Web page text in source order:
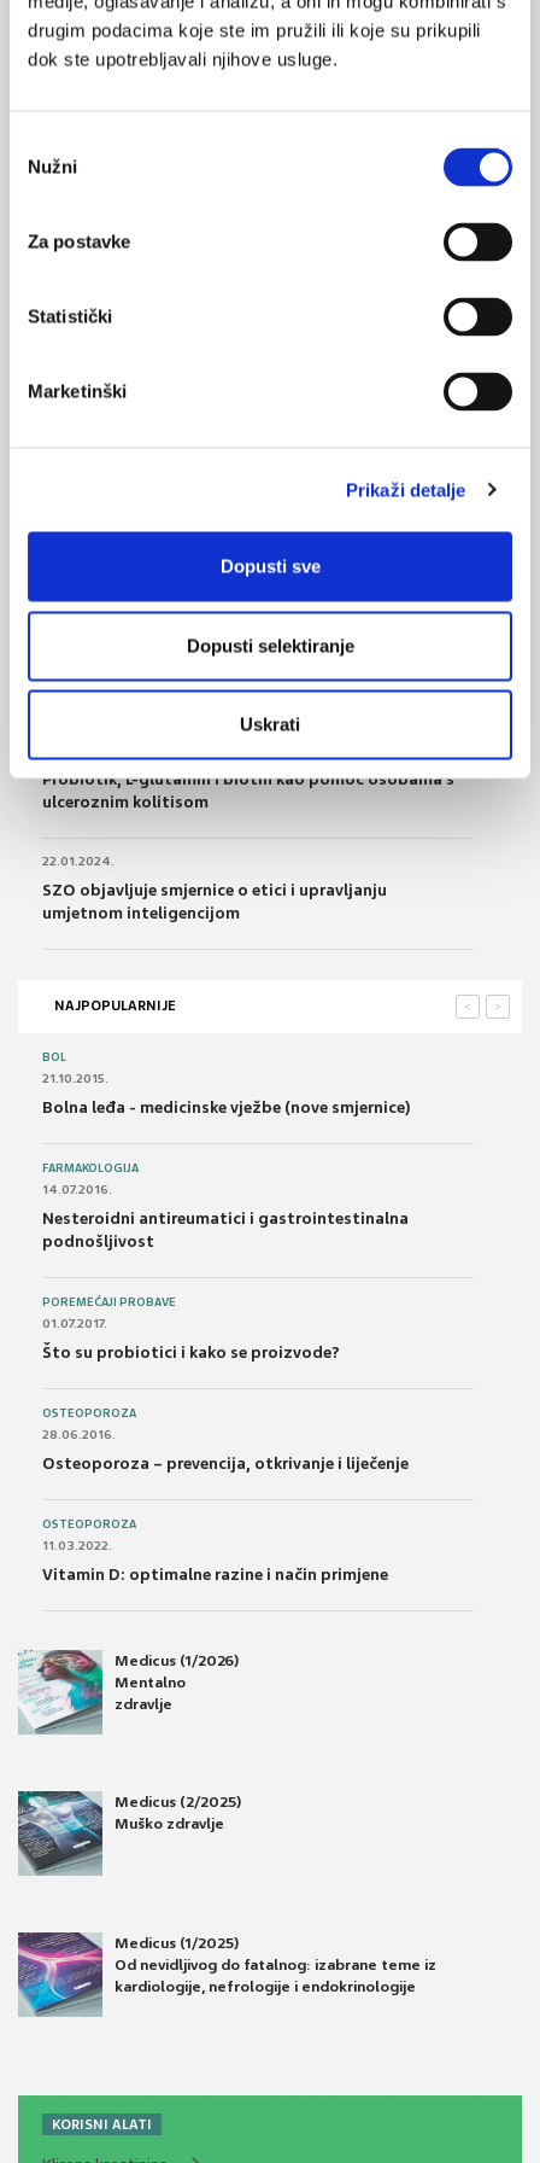
drugim podacima koje ste im pružili ili koje su prikupili
dok ste upotrebljavali njihove usluge.
pristanka
Nužni
Za postavke
Statistički
Marketinški
Prikaži detalje
Dopusti sve
Dopusti selektiranje
Uskrati
ulcerozni kolitis
umjetna inteligencija
POVRATAK
29.12.2024.
Bolesnici i korištenje umjetne inteligencije u
regulacija tog područja
Probiotik, L-glutamin i biotin kao pomoć osobama s
ulceroznim kolitisom
22.01.2024.
SZO objavljuje smjernice o etici i upravljanju
umjetnom inteligencijom
NAJPOPULARNIJE >
<
BOL
21.10.2015.
Bolna leđa - medicinske vježbe (nove smjernice)
FARMAKOLOGIJA
14.07.2016.
Nesteroidni antireumatici i gastrointestinalna
podnošljivost
POREMEĆAJI PROBAVE
01.07.2017.
Što su probiotici i kako se proizvode?
OSTEOPOROZA
28.06.2016.
Osteoporoza – prevencija, otkrivanje i liječenje
OSTEOPOROZA
11.03.2022.
Vitamin D: optimalne razine i način primjene
Medicus (1/2026)
Mentalno
zdravlje
Medicus (2/2025)
Muško zdravlje
Medicus (1/2025)
Od nevidljivog do fatalnog: izabrane teme iz
kardiologije, nefrologije i endokrinologije
KORISNI ALATI